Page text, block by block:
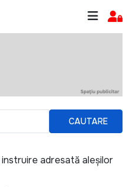
CAUTARE
adresată aleșilor